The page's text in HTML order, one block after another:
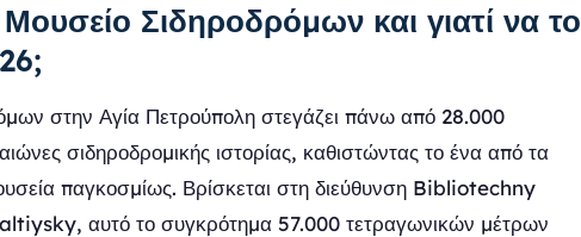
Μουσείο Σιδηροδρόμων και γιατί να το
στην Αγία Πετρούπολη στεγάζει πάνω από 28.000
σιδηροδρομικής ιστορίας, καθιστώντας το ένα από τα
παγκοσμίως. Βρίσκεται στη διεύθυνση Bibliotechny
αυτό το συγκρότημα 57.000 τετραγωνικών μέτρων